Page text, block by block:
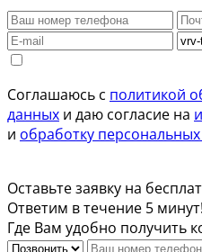
Соглашаюсь с политикой
данных и даю согласие на
и обработку
Оставьте заявку на
Ответим в течение 5 минут!
Где Вам удобно получить